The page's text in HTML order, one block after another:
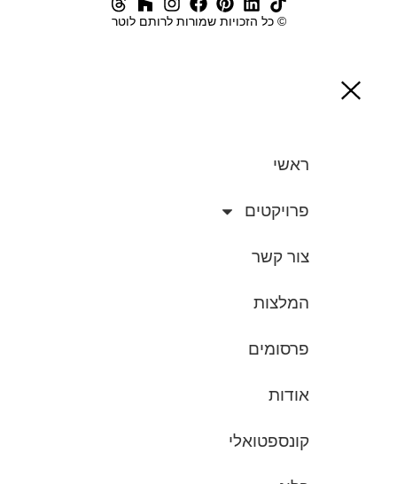
© כל הזכויות שמורות לרותם לוטר
ראשי
פרויקטים
צור קשר
המלצות
פרסומים
אודות
קונספטואלי